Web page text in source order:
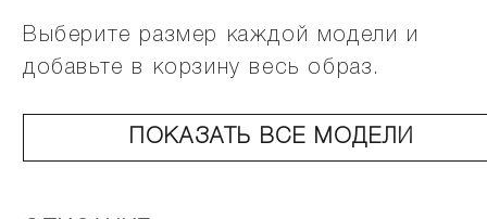
Выберите размер каждой модели и
добавьте в корзину весь образ.
ПОКАЗАТЬ ВСЕ МОДЕЛИ